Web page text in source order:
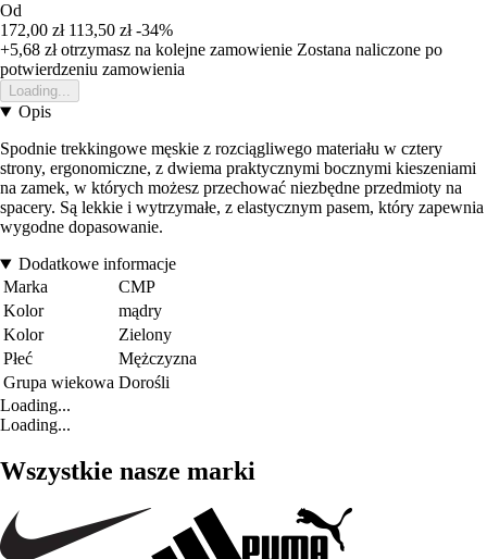
Od
172,00 zł 113,50 zł -34%
+5,68 złotrzymasz na kolejne zamowienie Zostana naliczone po
potwierdzeniu zamowienia
Loading...
Opis
Spodnie trekkingowe męskie z rozciągliwego materiału w cztery
strony, ergonomiczne, z dwiema praktycznymi bocznymi kieszeniami
na zamek, w których możesz przechować niezbędne przedmioty na
spacery. Są lekkie i wytrzymałe, z elastycznym pasem, który zapewnia
wygodne dopasowanie.
Dodatkowe informacje
Marka
CMP
Kolor
mądry
Kolor
Zielony
Płeć
Mężczyzna
Grupa wiekowa Dorośli
Loading...
Loading...
Wszystkie nasze marki